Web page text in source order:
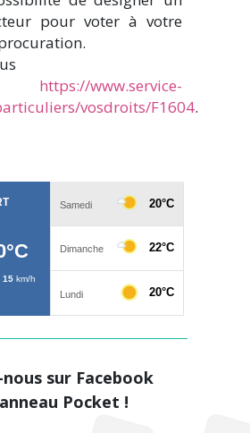
pour voter à votre
https://www.service-
vosdroits/F1604.
nous sur Facebook
Pocket !